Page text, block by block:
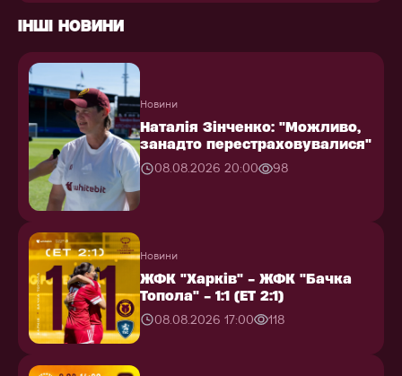
ІНШІ НОВИНИ
Новини
Наталія Зінченко: "Можливо,
занадто перестраховувалися"
08.08.2026 20:00 98
Новини
ЖФК "Харків" - ЖФК "Бачка
Топола" - 1:1 (ЕТ 2:1)
08.08.2026 17:00 118